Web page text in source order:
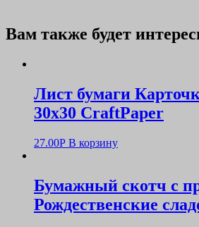
Вам также будет
Лист бумаги
30х30 CraftPaper
27.00Р В корзину
Бумажный скотч с
Рождественские